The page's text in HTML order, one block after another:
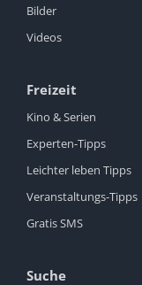
Bilder
Videos
Freizeit
Kino & Serien
Experten-Tipps
Leichter leben Tipps
Veranstaltungs-Tipps
Gratis SMS
Suche